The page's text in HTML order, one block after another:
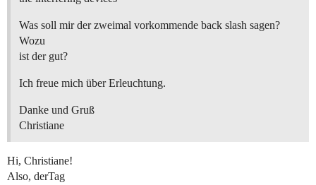
Was soll mir der zweimal vorkommende back slash sagen?
Wozu
ist der gut?
Ich freue mich über Erleuchtung.
Danke und Gruß
Christiane
Hi, Christiane!
Also, derTag